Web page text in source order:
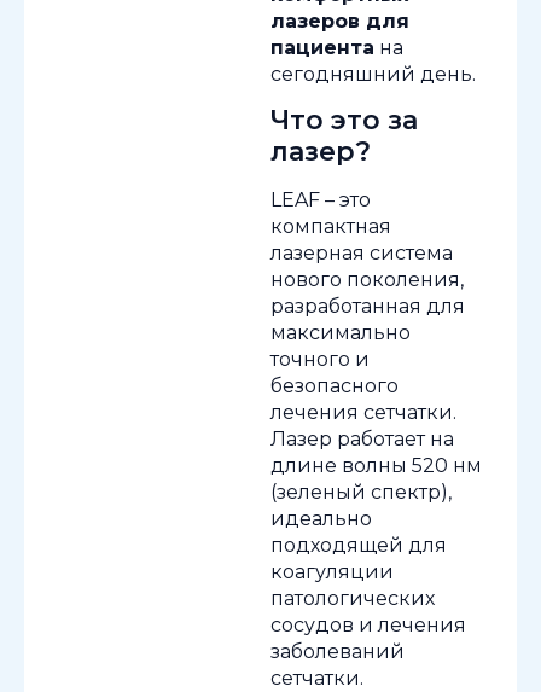
лазеров для
пациента на
сегодняшний день.
Что это за
лазер?
LEAF – это
компактная
лазерная система
нового поколения,
разработанная для
максимально
точного и
безопасного
лечения сетчатки.
Лазер работает на
длине волны 520 нм
(зеленый спектр),
идеально
подходящей для
коагуляции
патологических
сосудов и лечения
заболеваний
сетчатки.